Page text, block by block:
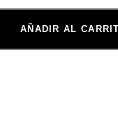
AÑADIR AL